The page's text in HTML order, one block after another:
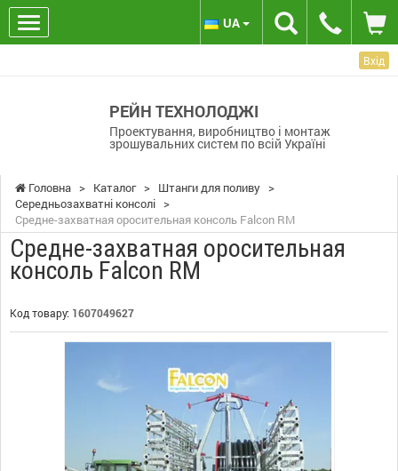
Вхід
РЕЙН ТЕХНОЛОДЖІ
Проектування, виробництво і монтаж
зрошувальних систем по всій Україні
UA
Головна > Каталог > Штанги для поливу >
Середньозахватні консолі >
Средне-захватная оросительная консоль Falcon RM
Средне-захватная оросительная
консоль Falcon RM
Код товару: 1607049627